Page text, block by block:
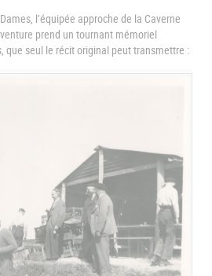
l’équipée approche de la Caverne
prend un tournant mémoriel
que seul le récit original peut transmettre :